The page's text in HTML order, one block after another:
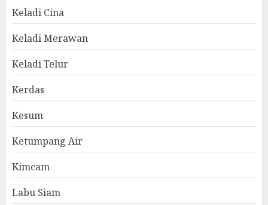
Keladi Cina
Keladi Merawan
Keladi Telur
Kerdas
Kesum
Ketumpang Air
Kimcam
Labu Siam